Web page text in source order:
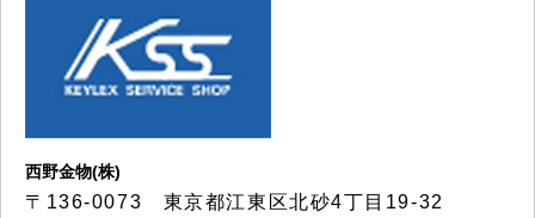
西野金物(株)
〒136-0073 東京都江東区北砂4丁目19-32